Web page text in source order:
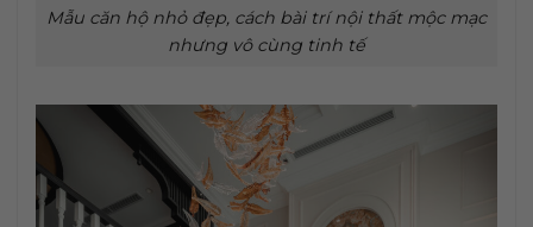
Mẫu căn hộ nhỏ đẹp, cách bài trí nội thất mộc mạc
nhưng vô cùng tinh tế